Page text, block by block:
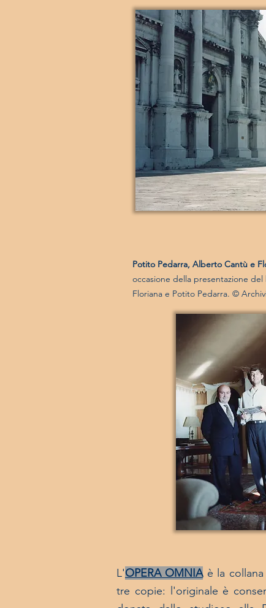
Potito Pedarra, Alberto Cantù e
occasione della presentazione
Floriana e Potito Pedarra. ©
L'OPERA OMNIA è la
tre copie: l'originale è